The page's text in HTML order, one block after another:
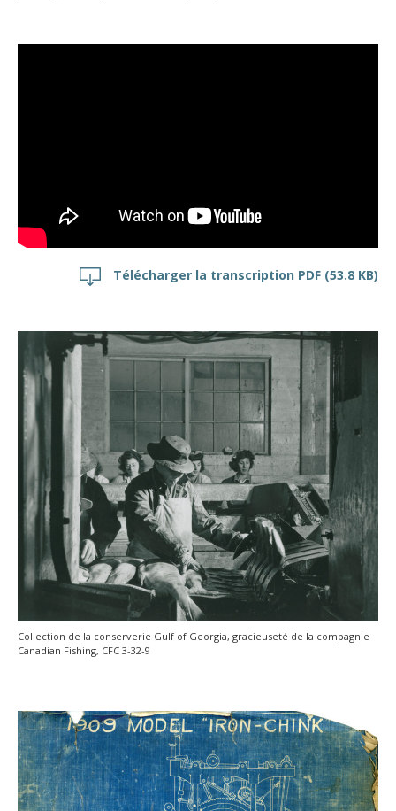
Télécharger la transcription PDF (53.8 KB)
Collection de la conserverie Gulf of Georgia, gracieuseté de la compagnie
Canadian Fishing, CFC 3-32-9